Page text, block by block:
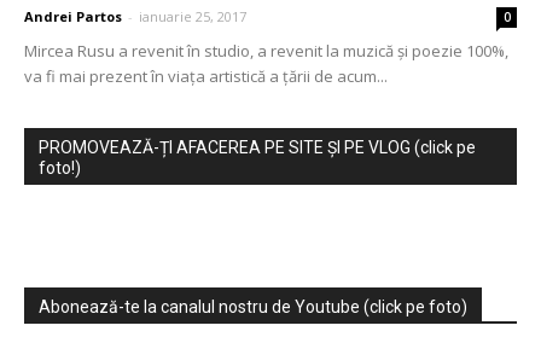
Andrei Partos - ianuarie 25, 2017 0
Mircea Rusu a revenit în studio, a revenit la muzică și poezie 100%,
va fi mai prezent în viața artistică a țării de acum...
PROMOVEAZĂ-ȚI AFACEREA PE SITE ȘI PE VLOG (click pe
foto!)
Abonează-te la canalul nostru de Youtube (click pe foto)